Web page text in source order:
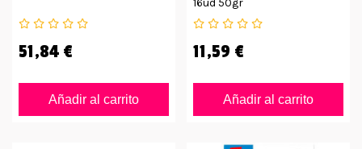
51,84 €
Añadir al carrito
16ud 50gr
11,59 €
Añadir al carrito